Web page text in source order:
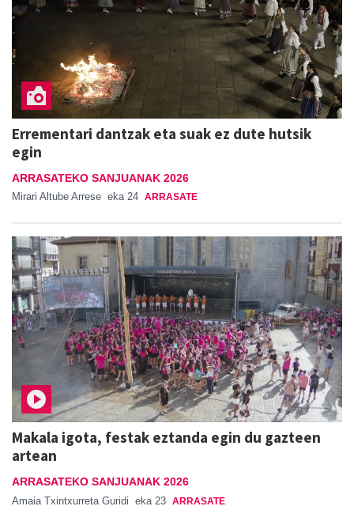
Errementari dantzak eta suak ez dute hutsik
egin
ARRASATEKO SANJUANAK 2026
Mirari Altube Arrese eka 24 ARRASATE
Makala igota, festak eztanda egin du gazteen
artean
ARRASATEKO SANJUANAK 2026
Amaia Txintxurreta Guridi eka 23 ARRASATE